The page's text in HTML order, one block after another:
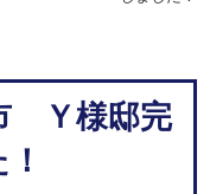
Ｙ様邸完